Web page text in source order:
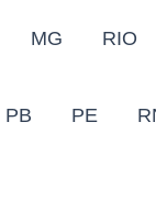
MG RIO
PB PE